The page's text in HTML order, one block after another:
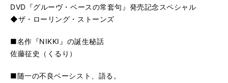
DVD『グルーヴ・ベースの常套句』発売記念スペシャル
◆ザ・ローリング・ストーンズ
■名作『NIKKI』の誕生秘話
佐藤征史（くるり）
■随一の不良ベーシスト、語る。